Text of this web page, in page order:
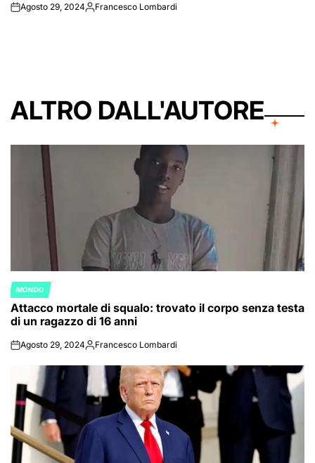
onAgosto 29, 2024Posted
Francesco Lombardi
ALTRO DALL'AUTORE
POSTED
IN
MONDO
Attacco mortale di squalo: trovato il corpo senza testa
di un ragazzo di 16 anni
onAgosto 29, 2024Posted
Francesco Lombardi